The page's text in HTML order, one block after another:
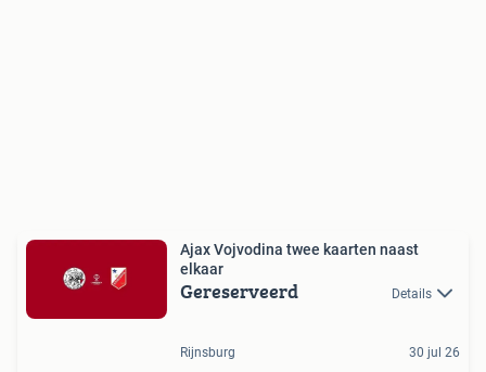
Ajax Vojvodina twee kaarten naast
elkaar
Gereserveerd Details
Rijnsburg 30 jul 26